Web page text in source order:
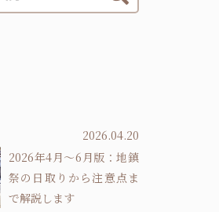
2026.04.20
2026年4月～6月版：地鎮
祭の日取りから注意点ま
で解説します